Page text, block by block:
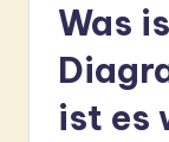
Was
ist es